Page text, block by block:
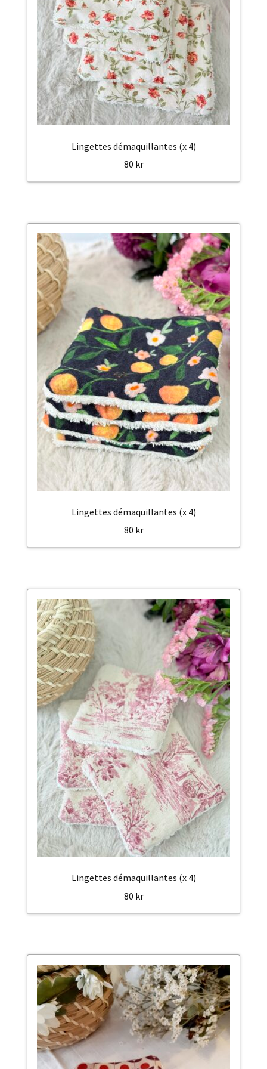
Lingettes démaquillantes (x 4)
80 kr
Lingettes démaquillantes (x 4)
80 kr
Lingettes démaquillantes (x 4)
80 kr